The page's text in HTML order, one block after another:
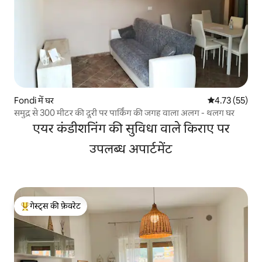
Fondi में घर औसत रेटिंग 5 में
4.73 (55)
समुद्र से 300 मीटर की दूरी पर पार्किंग की जगह वाला अलग - थलग घर
एयर कंडीशनिंग की सुविधा वाले किराए पर
उपलब्ध अपार्टमेंट
गेस्ट्स का टॉप फ़ेवरेट
गेस्ट्स की फ़ेवरेट